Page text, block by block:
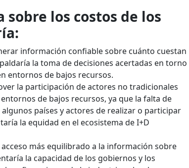
los costos de los
información confiable sobre cuánto cuestan
la toma de decisiones acertadas en torno
entornos de bajos recursos.
la participación de actores no tradicionales
de bajos recursos, ya que la falta de
países y actores de realizar o participar
la equidad en el ecosistema de I+D
acceso más equilibrado a la información sobre
la capacidad de los gobiernos y los